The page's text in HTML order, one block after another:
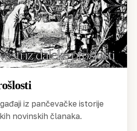
iz pančevačke istorije
novinskih članaka.